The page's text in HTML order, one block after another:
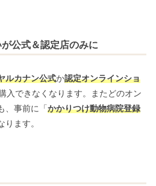
公式＆認定店のみに
ルカナン公式か認定オンラインショ
入できなくなります。またどのオン
、事前に「かかりつけ動物病院登録
ります。